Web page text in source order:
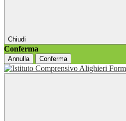
Chiudi
Conferma
Annulla Conferma